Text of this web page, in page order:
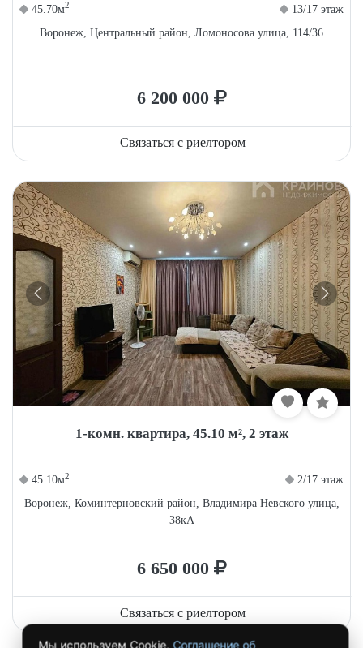
45.70м2
13/17 этаж
Воронеж, Центральный район, Ломоносова улица, 114/36
6 200 000
Связаться с риелтором
1-комн. квартира, 45.10 м², 2 этаж
45.10м2
2/17 этаж
Воронеж, Коминтерновский район, Владимира Невского улица,
38кА
6 650 000
Связаться с риелтором
использовании
Принять